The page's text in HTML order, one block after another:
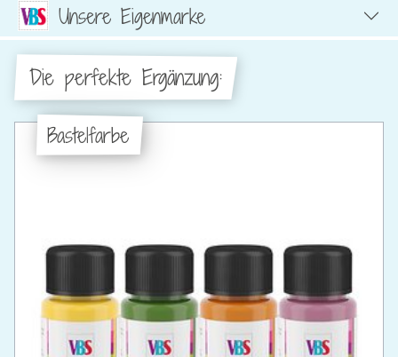
Unsere Eigenmarke
Die perfekte Ergänzung:
Bastelfarbe